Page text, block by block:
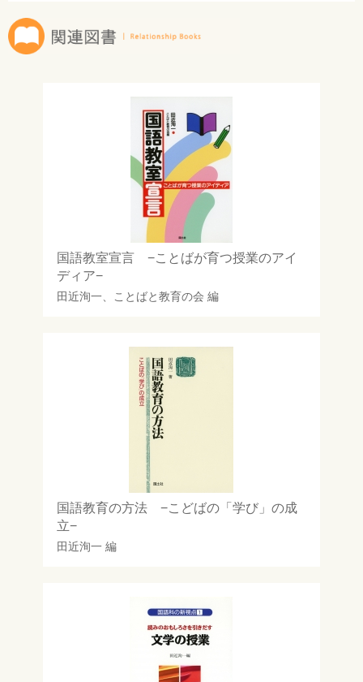
国語教室宣言 −ことばが育つ授業のアイ
ディア−
田近洵一、 ことばと教育の会 編
国語教育の方法 −こどばの「学び」の成
立−
田近洵一編